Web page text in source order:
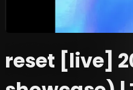
reset [live]